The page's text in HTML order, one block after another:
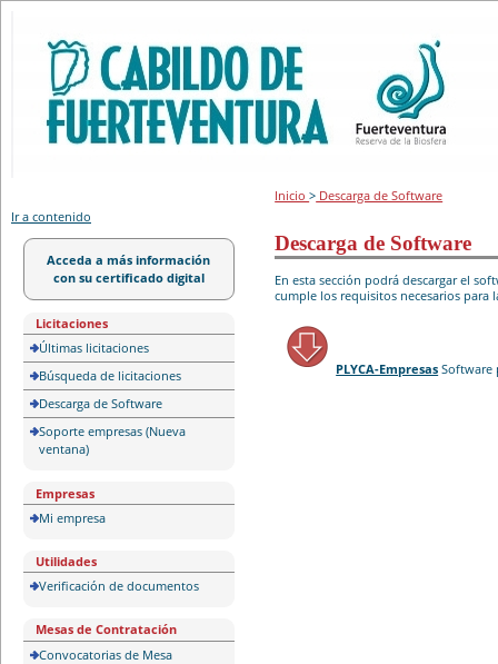
Ir a contenido
Acceda a más información
con su certificado digital
Licitaciones
Últimas licitaciones
Búsqueda de licitaciones
Descarga de Software
Soporte empresas (Nueva
ventana)
Empresas
Mi empresa
Utilidades
Verificación de documentos
Mesas de Contratación
Convocatorias de Mesa
Inicio> Descarga de Software
Descarga de Software
En esta sección podrá descargar el
cumple los requisitos necesarios para
PLYCA-Empresas Software